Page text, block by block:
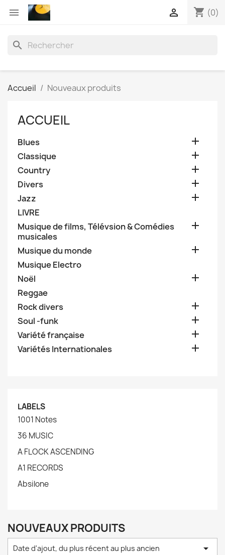
 shopping_cart (0)

search
Accueil Nouveaux produits
ACCUEIL
Blues 
Classique 
Country 
Divers 
Jazz 
LIVRE
Musique de films, Télévsion & Comédies
musicales

Musique du monde 
Musique Electro
Noël

Reggae
Rock divers

Soul -funk 
Variété française 
Variétés Internationales 
LABELS
1001 Notes
36 MUSIC
A FLOCK ASCENDING
A1 RECORDS
Absilone
NOUVEAUX PRODUITS
Date d'ajout, du plus récent au plus ancien 